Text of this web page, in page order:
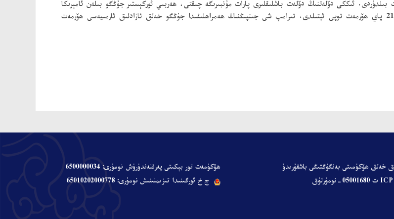
ئىككى دۆلەتنىڭ دۆلەت باشلىقلىرى پارات مۇنبىرىگە چىقتى، ھەربىي ئوركېستىر جۇڭگو بىلەن ئامېرىكا
ئىككى دۆلەتنىڭ دۆلەت شېئىرلىرىنى ئورۇنلىدى، تيەنئەنمېن مەيدانىدا 21 پاي ھۆرمەت توپى ئېتىلدى. تىرامپ شى جىنپىڭنىڭ ھەمراھلىقىدا جۇڭگو خەلق ئازادلىق ئارمىيەسى ھۆرمەت
ھۆكۈمەت تور بېكىتى پەرقلەندۈرۈش نومۇرى: 6500000034
ج خ ئورگىنىدا تىزىملىنىش نومۇرى: 65010202000778
خەلق ھۆكۈمىتى بەنگۇڭتىڭى باشقۇرىدۇ